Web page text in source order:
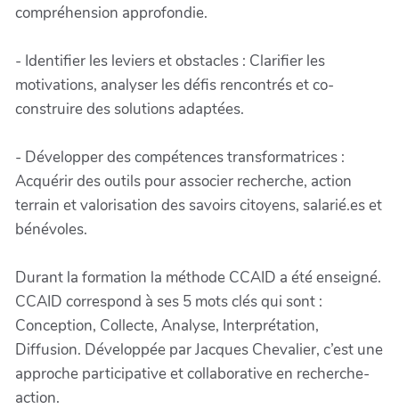
compréhension approfondie.
- Identifier les leviers et obstacles : Clarifier les
motivations, analyser les défis rencontrés et co-
construire des solutions adaptées.
- Développer des compétences transformatrices :
Acquérir des outils pour associer recherche, action
terrain et valorisation des savoirs citoyens, salarié.es et
bénévoles.
Durant la formation la méthode CCAID a été enseigné.
CCAID correspond à ses 5 mots clés qui sont :
Conception, Collecte, Analyse, Interprétation,
Diffusion. Développée par Jacques Chevalier, c’est une
approche participative et collaborative en recherche-
action.